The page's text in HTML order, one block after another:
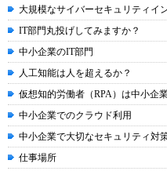
大規模なサイバーセキュリティイ
IT部門丸投げしてみますか？
中小企業のIT部門
人工知能は人を超えるか？
仮想知的労働者（RPA）は中小企
中小企業でのクラウド利用
中小企業で大切なセキュリティ対
仕事場所